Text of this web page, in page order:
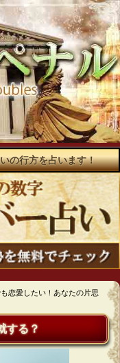
の行方を占います！
恋愛したい！あなたの片思
する？